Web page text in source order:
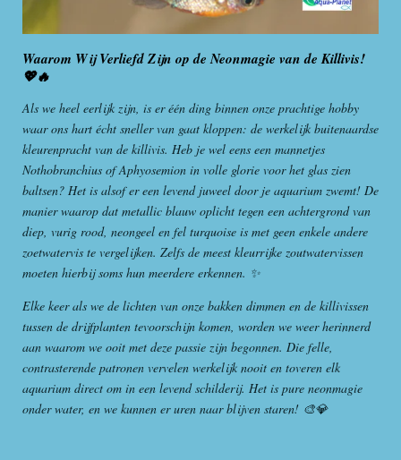
Waarom Wij Verliefd Zijn op de Neonmagie van de Killivis!
💖🔥
Als we heel eerlijk zijn, is er één ding binnen onze prachtige hobby
waar ons hart écht sneller van gaat kloppen: de werkelijk buitenaardse
kleurenpracht van de killivis. Heb je wel eens een mannetjes
Nothobranchius of Aphyosemion in volle glorie voor het glas zien
baltsen? Het is alsof er een levend juweel door je aquarium zwemt! De
manier waarop dat metallic blauw oplicht tegen een achtergrond van
diep, vurig rood, neongeel en fel turquoise is met geen enkele andere
zoetwatervis te vergelijken. Zelfs de meest kleurrijke zoutwatervissen
moeten hierbij soms hun meerdere erkennen. ✨
Elke keer als we de lichten van onze bakken dimmen en de killivissen
tussen de drijfplanten tevoorschijn komen, worden we weer herinnerd
aan waarom we ooit met deze passie zijn begonnen. Die felle,
contrasterende patronen vervelen werkelijk nooit en toveren elk
aquarium direct om in een levend schilderij. Het is pure neonmagie
onder water, en we kunnen er uren naar blijven staren! 🎨💎